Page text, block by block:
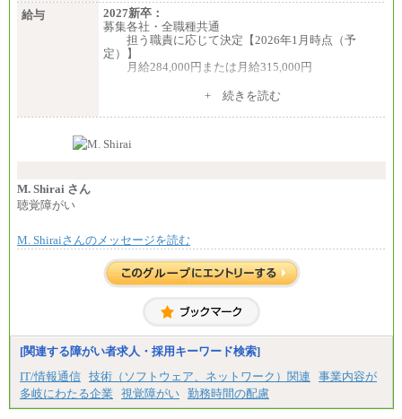
給与
2027新卒：
募集各社・全職種共通
担う職責に応じて決定【2026年1月時点（予
定）】
月給284,000円または月給315,000円
※入社後早期から、自律的な業務遂行が求めら
す。
い職責を担う方については、さらに高い金額を個別
※上記に加え、所定労働時間外に勤務をした場
※試用期間中も給与に変更はございません。
＜募集各社・全職種共通＞
月給21万円以上～
※試用期間中の給与に変更はありません。
ます。
+ 続きを読む
M. Shirai さん
聴覚障がい
M. Shiraiさんのメッセージを読む
[関連する障がい者求人・採用キーワード検索]
IT/情報通信 技術（ソフトウェア、ネットワーク）関連
事業内容が
多岐にわたる企業
視覚障がい 勤務時間の配慮